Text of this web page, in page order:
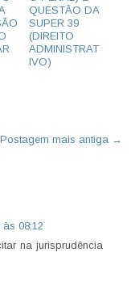
QUESTÃO DA
SUPER 39
(DIREITO
ADMINISTRAT
IVO)
Postagem mais antiga →
08:12
na jurisprudência